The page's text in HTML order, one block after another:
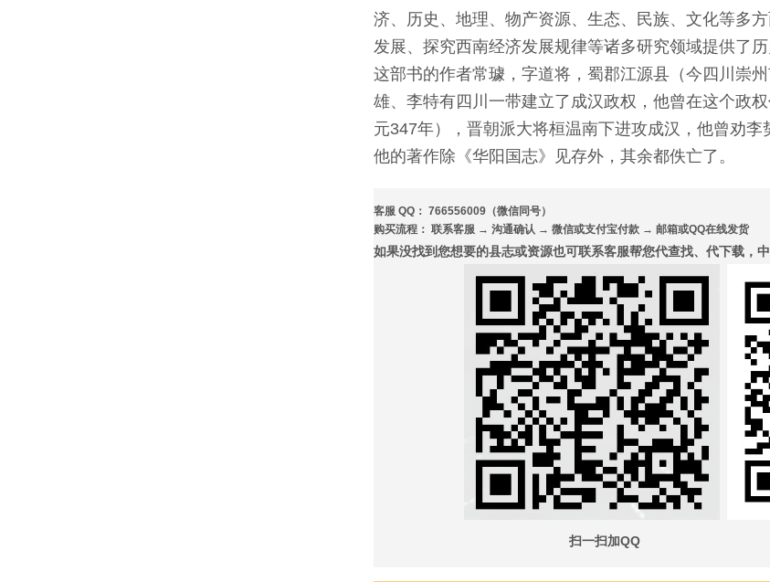
济、历史、地理、物产资源、生态、民族、文化等多
发展、探究西南经济发展规律等诸多研究领域提供了历
这部书的作者常璩，字道将，蜀郡江源县（今四川崇
雄、李特有四川一带建立了成汉政权，他曾在这个政
元347年），晋朝派大将桓温南下进攻成汉，他曾劝李
他的著作除《华阳国志》见存外，其余都佚亡了。
客服 QQ： 766556009（微信同号）
购买流程： 联系客服 → 沟通确认 → 微信或支付宝付款 → 邮箱或QQ在线发货
如果没找到您想要的县志或资源也可联系客服帮您代查找、代下载，
扫一扫加